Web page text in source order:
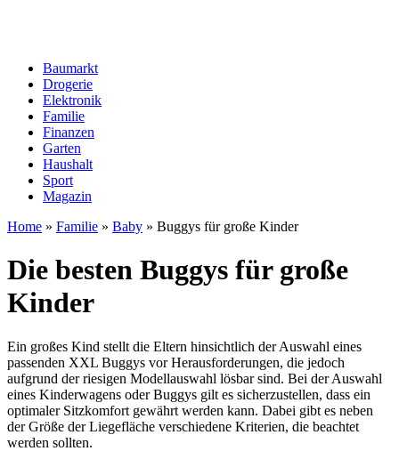
Baumarkt
Drogerie
Elektronik
Familie
Finanzen
Garten
Haushalt
Sport
Magazin
Home » Familie » Baby » Buggys für große Kinder
Die besten Buggys für große
Kinder
Ein großes Kind stellt die Eltern hinsichtlich der Auswahl eines
passenden XXL Buggys vor Herausforderungen, die jedoch
aufgrund der riesigen Modellauswahl lösbar sind. Bei der Auswahl
eines Kinderwagens oder Buggys gilt es sicherzustellen, dass ein
optimaler Sitzkomfort gewährt werden kann. Dabei gibt es neben
der Größe der Liegefläche verschiedene Kriterien, die beachtet
werden sollten.